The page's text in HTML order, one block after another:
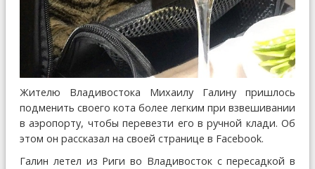
Жителю Владивостока Михаилу Галину пришлось
подменить своего кота более легким при взвешивании
в аэропорту, чтобы перевезти его в ручной клади. Об
этом он рассказал на своей странице в Facebook.
Галин летел из Риги во Владивосток с пересадкой в